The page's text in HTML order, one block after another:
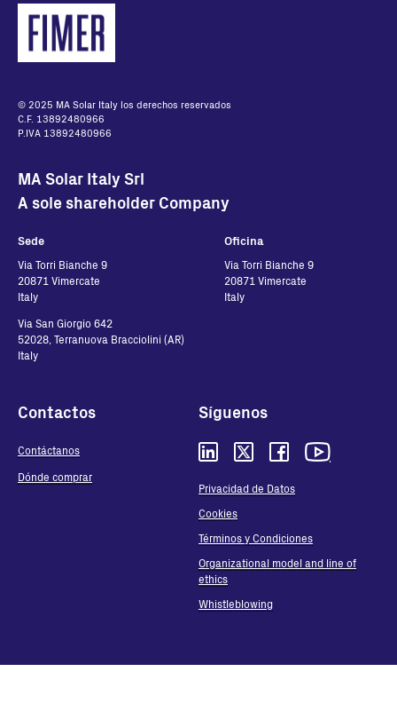
© 2025 MA Solar Italy los derechos reservados
C.F. 13892480966
P.IVA 13892480966
MA Solar Italy Srl
A sole shareholder Company
Sede
Via Torri Bianche 9
20871 Vimercate
Italy
Via San Giorgio 642
52028, Terranuova Bracciolini (AR)
Italy
Oficina
Via Torri Bianche 9
20871 Vimercate
Italy
Contactos
Contáctanos
Dónde comprar
Síguenos
Privacidad de Datos
Cookies
Términos y Condiciones
Organizational model and line of
ethics
Whistleblowing